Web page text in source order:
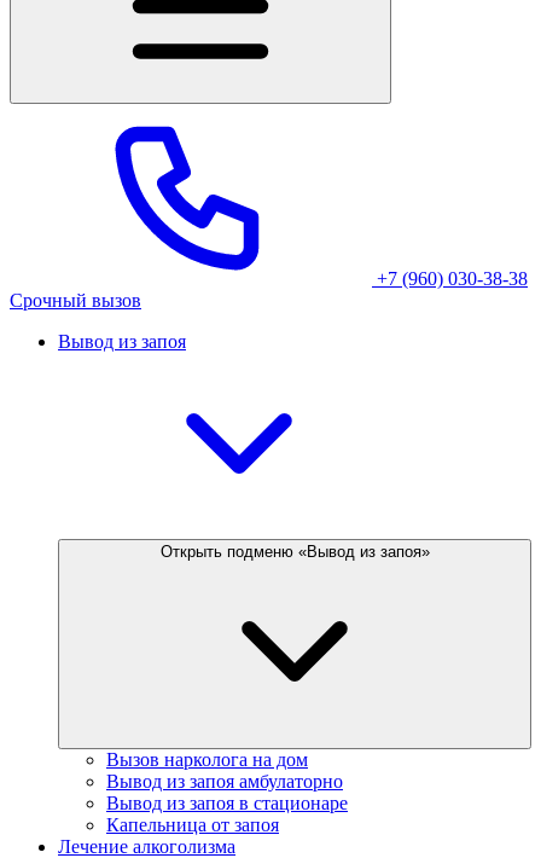
+7 (960) 030-38-38
Срочный вызов
Вывод из запоя
Открыть подменю «Вывод из запоя»
Вызов нарколога на дом
Вывод из запоя амбулаторно
Вывод из запоя в стационаре
Капельница от запоя
Лечение алкоголизма